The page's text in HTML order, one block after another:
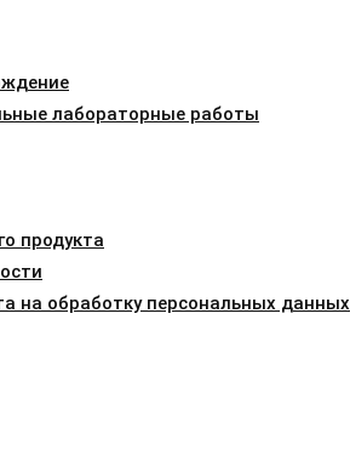
лабораторные работы
продукта
на обработку персональных данных